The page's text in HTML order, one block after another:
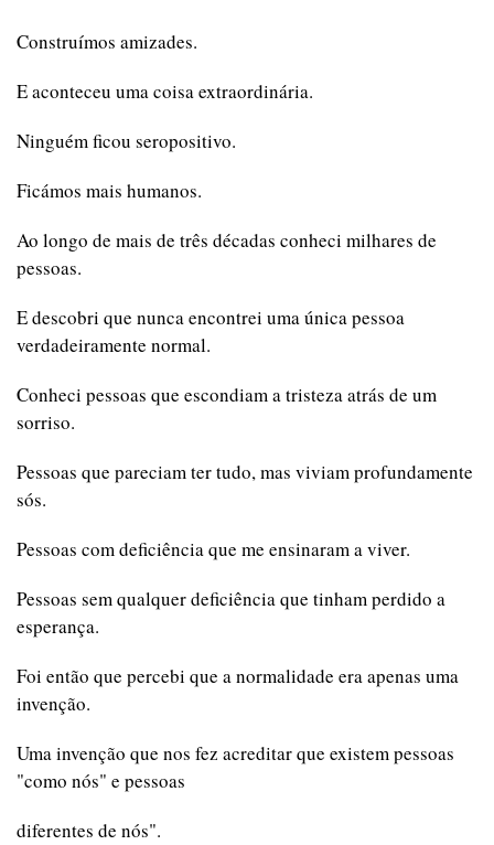
Construímos amizades.
E aconteceu uma coisa extraordinária.
Ninguém ficou seropositivo.
Ficámos mais humanos.
Ao longo de mais de três décadas conheci milhares de
pessoas.
E descobri que nunca encontrei uma única pessoa
verdadeiramente normal.
Conheci pessoas que escondiam a tristeza atrás de um
sorriso.
Pessoas que pareciam ter tudo, mas viviam profundamente
sós.
Pessoas com deficiência que me ensinaram a viver.
Pessoas sem qualquer deficiência que tinham perdido a
esperança.
Foi então que percebi que a normalidade era apenas uma
invenção.
Uma invenção que nos fez acreditar que existem pessoas
"como nós" e pessoas
diferentes de nós".